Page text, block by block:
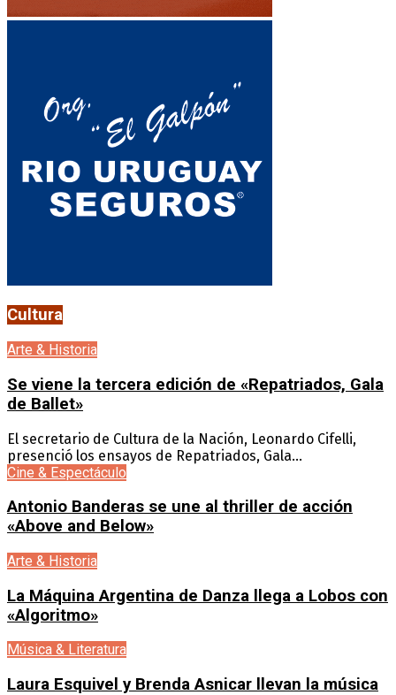
Cultura
Arte & Historia
Se viene la tercera edición de «Repatriados, Gala
de Ballet»
El secretario de Cultura de la Nación, Leonardo Cifelli,
presenció los ensayos de Repatriados, Gala...
Cine & Espectáculo
Antonio Banderas se une al thriller de acción
«Above and Below»
Arte & Historia
La Máquina Argentina de Danza llega a Lobos con
«Algoritmo»
Música & Literatura
Laura Esquivel y Brenda Asnicar llevan la música